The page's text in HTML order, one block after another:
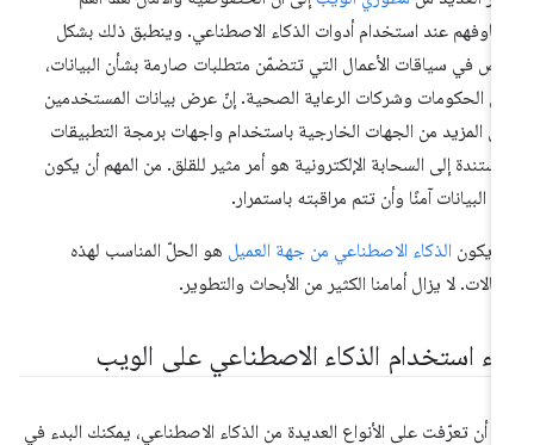
عند استخدام أدوات الذكاء الاصطناعي. وينطبق ذلك بشكل
في سياقات الأعمال التي تتضمّن متطلبات صارمة بشأن البيانات،
الحكومات وشركات الرعاية الصحية. إنّ عرض بيانات المستخدمين
المزيد من الجهات الخارجية باستخدام واجهات برمجة التطبيقات
إلى السحابة الإلكترونية هو أمر مثير للقلق. من المهم أن يكون
البيانات آمنًا وأن تتم مراقبته باستمرار.
يكونالذكاء الاصطناعي من جهة العميلهو الحلّ المناسب لهذه
لا يزال أمامنا الكثير من الأبحاث والتطوير.
استخدام الذكاء الاصطناعي على الويب
أن تعرّفت على الأنواع العديدة من الذكاء الاصطناعي، يمكنك البدء في